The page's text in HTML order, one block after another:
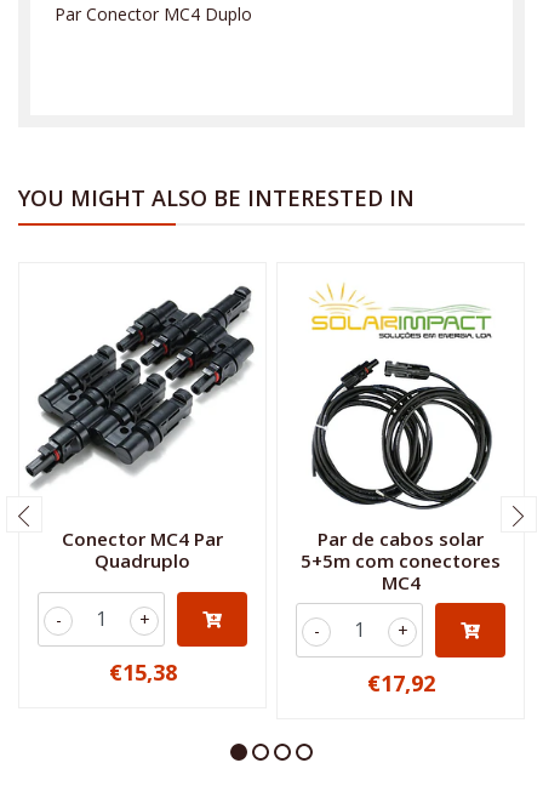
Par Conector MC4 Duplo
YOU MIGHT ALSO BE INTERESTED IN
Conector MC4 Par
Quadruplo
+
-
€15,38
Par de cabos solar
5+5m com conectores
MC4
+
-
€17,92